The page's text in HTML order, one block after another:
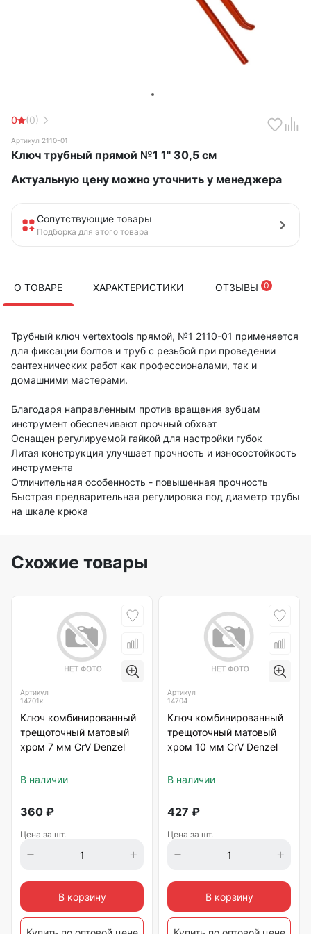
0 (0)
Артикул 2110-01
Ключ трубный прямой №1 1" 30,5 см
Актуальную цену можно уточнить у менеджера
Сопутствующие товары
Подборка для этого товара
О ТОВАРЕ ХАРАКТЕРИСТИКИ ОТЗЫВЫ 0
Трубный ключ vertextools прямой, №1 2110-01 применяется
для фиксации болтов и труб с резьбой при проведении
сантехнических работ как профессионалами, так и
домашними мастерами.
Благодаря направленным против вращения зубцам
инструмент обеспечивают прочный обхват
Оснащен регулируемой гайкой для настройки губок
Литая конструкция улучшает прочность и износостойкость
инструмента
Отличительная особенность - повышенная прочность
Быстрая предварительная регулировка под диаметр трубы
на шкале крюка
Схожие товары
Артикул
14701к
Ключ комбинированный
трещоточный матовый
хром 7 мм CrV Denzel
В наличии
360 ₽
Цена за шт.
В корзину
Артикул
14704
Ключ комбинированный
трещоточный матовый
хром 10 мм CrV Denzel
В наличии
427 ₽
Цена за шт.
В корзину